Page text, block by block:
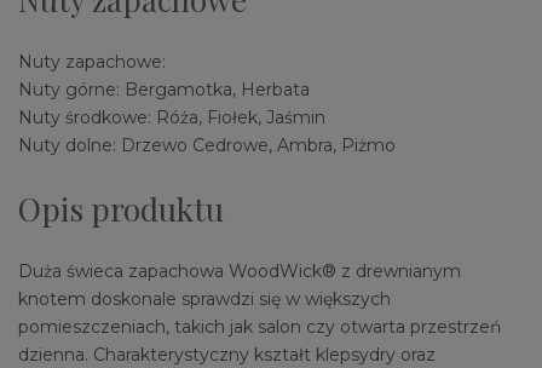
Nuty zapachowe:
Nuty górne: Bergamotka, Herbata
Nuty środkowe: Róża, Fiołek, Jaśmin
Nuty dolne: Drzewo Cedrowe, Ambra, Piżmo
Opis produktu
Duża świeca zapachowa WoodWick® z drewnianym
knotem doskonale sprawdzi się w większych
pomieszczeniach, takich jak salon czy otwarta przestrzeń
dzienna. Charakterystyczny kształt klepsydry oraz